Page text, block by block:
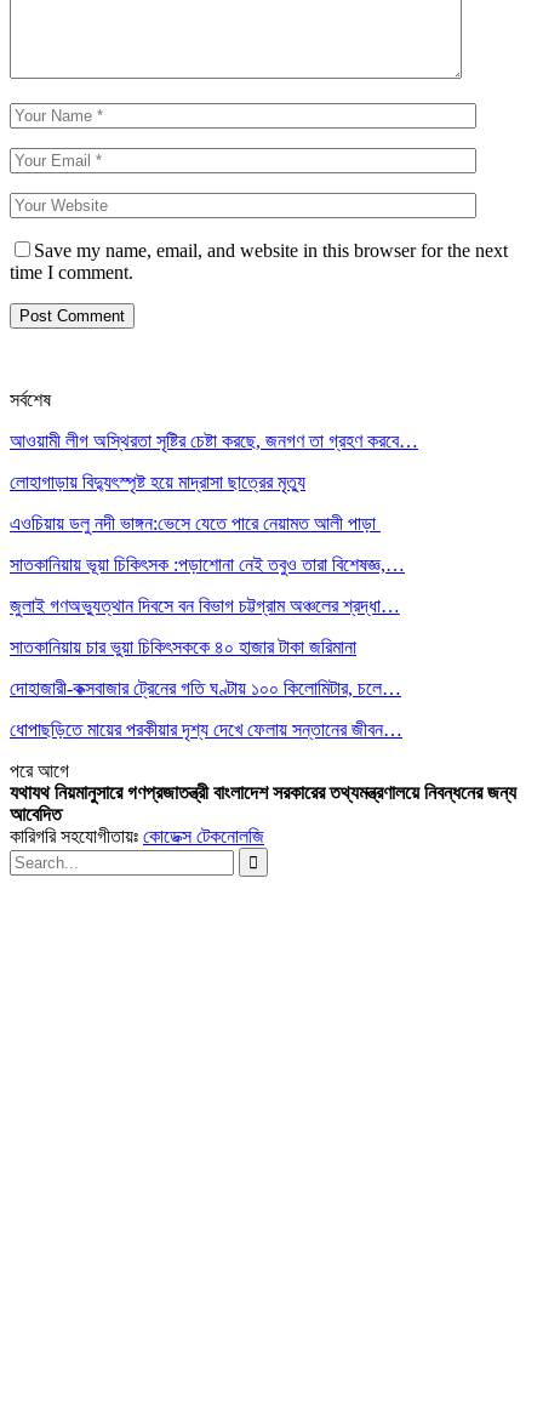
Save my name, email, and website in this browser for the next
time I comment.
সর্বশেষ
আওয়ামী লীগ অস্থিরতা সৃষ্টির চেষ্টা করছে, জনগণ তা গ্রহণ করবে…
লোহাগাড়ায় বিদ্যুৎস্পৃষ্ট হয়ে মাদ্রাসা ছাত্রের মৃত্যু
এওচিয়ায় ডলু নদী ভাঙ্গন:ভেসে যেতে পারে নেয়ামত আলী পাড়া
সাতকানিয়ায় ভূয়া চিকিৎসক :পড়াশোনা নেই তবুও তারা বিশেষজ্ঞ,…
জুলাই গণঅভ্যুত্থান দিবসে বন বিভাগ চট্টগ্রাম অঞ্চলের শ্রদ্ধা…
সাতকানিয়ায় চার ভুয়া চিকিৎসককে ৪০ হাজার টাকা জরিমানা
দোহাজারী-কক্সবাজার ট্রেনের গতি ঘণ্টায় ১০০ কিলোমিটার, চলে…
ধোপাছড়িতে মায়ের পরকীয়ার দৃশ্য দেখে ফেলায় সন্তানের জীবন…
পরেআগে
যথাযথ নিয়মানুসারে গণপ্রজাতন্ত্রী বাংলাদেশ সরকারের তথ্যমন্ত্রণালয়ে নিবন্ধনের জন্য
আবেদিত
কারিগরি সহযোগীতায়ঃ কোডেক্স টেকনোলজি